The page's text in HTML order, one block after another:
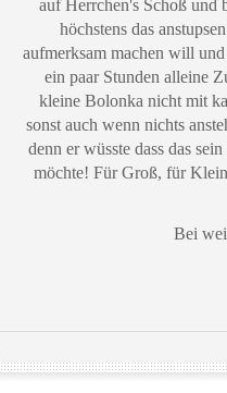
auf Herrchen's Schoß und
höchstens das
aufmerksam machen will
ein paar Stunden alleine
kleine Bolonka nicht mit
sonst auch wenn nichts
denn er wüsste dass das
möchte! Für Groß, für
Bei